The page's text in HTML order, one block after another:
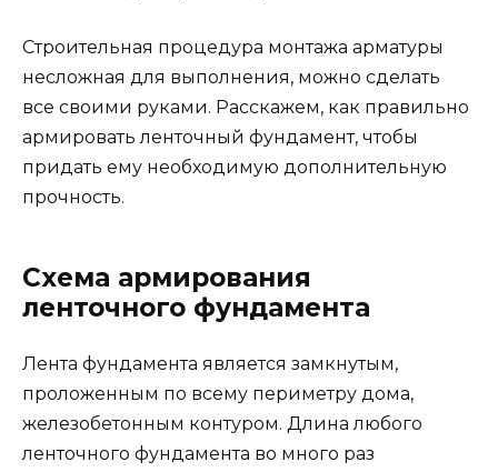
Строительная процедура монтажа арматуры
несложная для выполнения, можно сделать
все своими руками. Расскажем, как правильно
армировать ленточный фундамент, чтобы
придать ему необходимую дополнительную
прочность.
Схема армирования
ленточного фундамента
Лента фундамента является замкнутым,
проложенным по всему периметру дома,
железобетонным контуром. Длина любого
ленточного фундамента во много раз